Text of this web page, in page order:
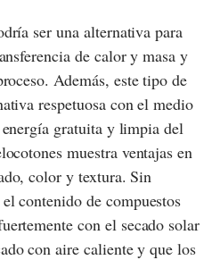
ser una alternativa para
de calor y masa y
Además, este tipo de
respetuosa con el medio
gratuita y limpia del
muestra ventajas en
color y textura. Sin
contenido de compuestos
con el secado solar
con aire caliente y que los